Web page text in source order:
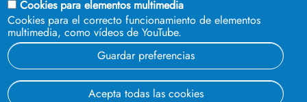
SÍGUENOS EN
© 2023 Universidad de Sevilla
Cookies para elementos multimedia
Cookies para el correcto funcionamiento de elementos
multimedia, como vídeos de YouTube.
Guardar preferencias
Acepta todas las cookies